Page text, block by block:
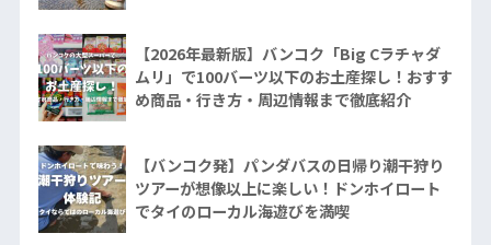
【2026年最新版】バンコク「Big Cラチャダ
ムリ」で100バーツ以下のお土産探し！おすす
め商品・行き方・周辺情報まで徹底紹介
【バンコク発】パンダバスの日帰り潮干狩り
ツアーが想像以上に楽しい！ドンホイロート
でタイのローカル海遊びを満喫